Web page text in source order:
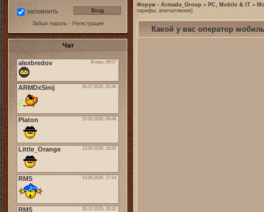
запомнить
Забыл пароль· Регистрация
Чат
Форум - Armada_Group » PC, Mobile & IT »
тарифы, впечатления)
Какой у вас оператор